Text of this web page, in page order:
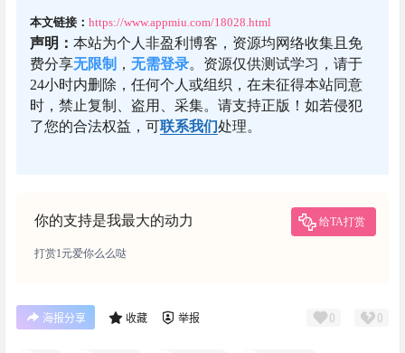
本文链接： https://www.appmiu.com/18028.html
声明： 本站为个人非盈利博客，资源均网络收集且免
费分享无限制 ， 无需登录。资源仅供测试学习，请于
24小时内删除，任何个人或组织，在未征得本站同意
时，禁止复制、盗用、采集。请支持正版！如若侵犯
了您的合法权益，可联系我们处理。
你的支持是我最大的动力 给TA打赏
打赏1元爱你么么哒
海报分享 收藏 举报 0 0